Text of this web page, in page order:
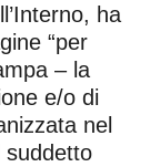
ha
“per
– la
e/o di
nel
suddetto